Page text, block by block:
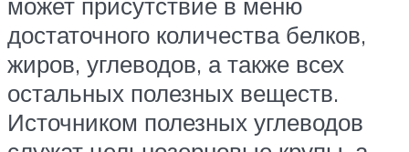
достаточного количества белков,
жиров, углеводов, а также всех
остальных полезных веществ.
Источником полезных углеводов